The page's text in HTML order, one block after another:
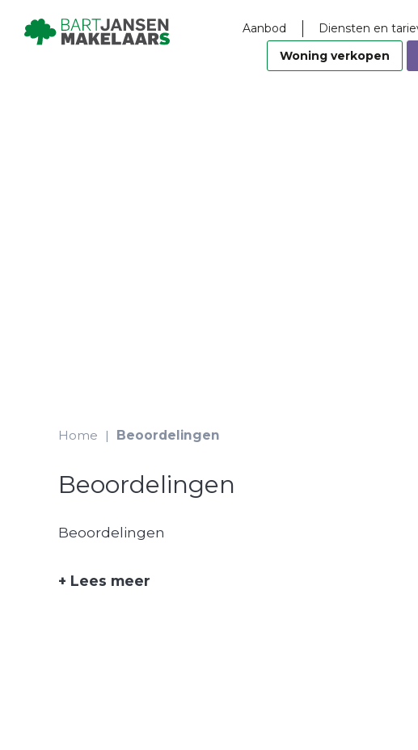
Aanbod Diensten en
Woning verkopen
Home | Beoordelingen
Beoordelingen
Beoordelingen
+ Lees meer